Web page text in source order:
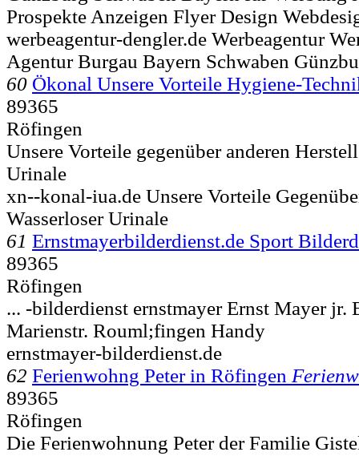
Prospekte Anzeigen Flyer Design
werbeagentur-dengler.de Werbeagentur
Agentur Burgau Bayern Schwaben
60 Ökonal Unsere Vorteile Hygiene-
89365
Röfingen
Unsere Vorteile gegenüber anderen
Urinale
xn--konal-iua.de Unsere Vorteile
Wasserloser Urinale
61 Ernstmayerbilderdienst.de Sport
89365
Röfingen
... -bilderdienst ernstmayer Ernst Mayer
Marienstr. Rouml;fingen Handy
ernstmayer-bilderdienst.de
62 Ferienwohng Peter in Röfingen
89365
Röfingen
Die Ferienwohnung Peter der Familie